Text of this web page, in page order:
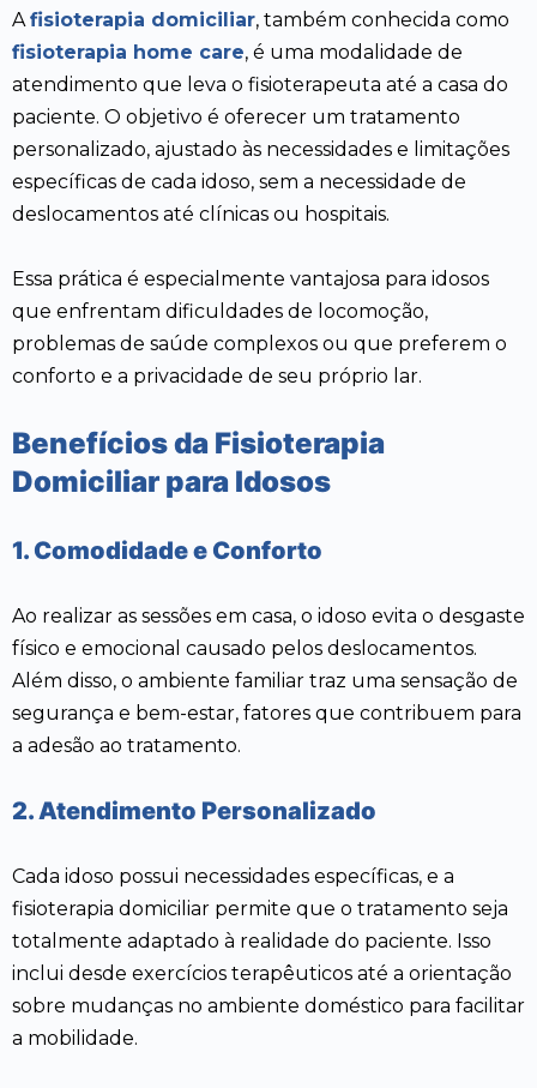
Afisioterapia domiciliar, também conhecida como
fisioterapia home care, é uma modalidade de
atendimento que leva o fisioterapeuta até a casa do
paciente. O objetivo é oferecer um tratamento
personalizado, ajustado às necessidades e limitações
específicas de cada idoso, sem a necessidade de
deslocamentos até clínicas ou hospitais.
Essa prática é especialmente vantajosa para idosos
que enfrentam dificuldades de locomoção,
problemas de saúde complexos ou que preferem o
conforto e a privacidade de seu próprio lar.
Benefícios da Fisioterapia
Domiciliar para Idosos
1. Comodidade e Conforto
Ao realizar as sessões em casa, o idoso evita o desgaste
físico e emocional causado pelos deslocamentos.
Além disso, o ambiente familiar traz uma sensação de
segurança e bem-estar, fatores que contribuem para
a adesão ao tratamento.
2. Atendimento Personalizado
Cada idoso possui necessidades específicas, e a
fisioterapia domiciliar permite que o tratamento seja
totalmente adaptado à realidade do paciente. Isso
inclui desde exercícios terapêuticos até a orientação
sobre mudanças no ambiente doméstico para facilitar
a mobilidade.